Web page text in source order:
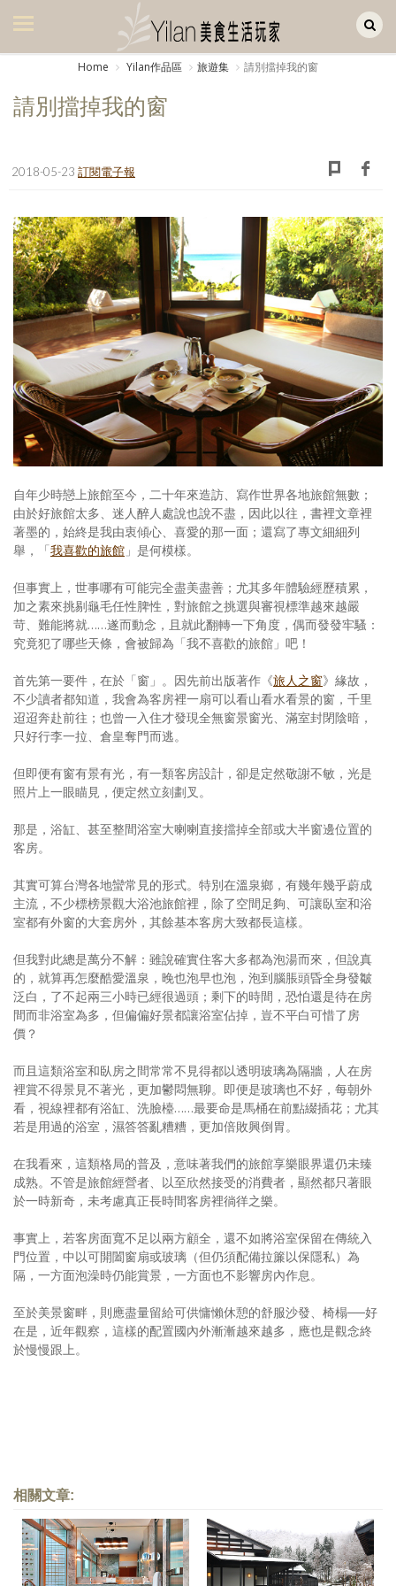
美食集
生活風
書房集
日記簿
餐桌週記
享樂隨手拍
照相簿
影音區
創意出版服務
歷史區
關於Yilan
個人著作
活動實況記錄
媒體報導一覽
合作與代言
訂閱電子報
Home Yilan作品區 旅遊集 請別擋掉我的窗
請別擋掉我的窗
2018-05-23 訂閱電子報
自年少時戀上旅館至今，二十年來造訪、寫作世界各地旅館無數；
由於好旅館太多、迷人醉人處說也說不盡，因此以往，書裡文章裡
著墨的，始終是我由衷傾心、喜愛的那一面；還寫了專文細細列
舉，「我喜歡的旅館 」是何模樣。
但事實上，世事哪有可能完全盡美盡善；尤其多年體驗經歷積累，
加之素來挑剔龜毛任性脾性，對旅館之挑選與審視標準越來越嚴
苛、難能將就……遂而動念，且就此翻轉一下角度，偶而發發牢騷：
究竟犯了哪些天條，會被歸為「我不喜歡的旅館」吧！
首先第一要件，在於「窗」。因先前出版著作《旅人之窗》緣故，
不少讀者都知道，我會為客房裡一扇可以看山看水看景的窗，千里
迢迢奔赴前往；也曾一入住才發現全無窗景窗光、滿室封閉陰暗，
只好行李一拉、倉皇奪門而逃。
但即便有窗有景有光，有一類客房設計，卻是定然敬謝不敏，光是
照片上一眼瞄見，便定然立刻劃叉。
那是，浴缸、甚至整間浴室大喇喇直接擋掉全部或大半窗邊位置的
客房。
其實可算台灣各地蠻常見的形式。特別在溫泉鄉，有幾年幾乎蔚成
主流，不少標榜景觀大浴池旅館裡，除了空間足夠、可讓臥室和浴
室都有外窗的大套房外，其餘基本客房大致都長這樣。
但我對此總是萬分不解：雖說確實住客大多都為泡湯而來，但說真
的，就算再怎麼酷愛溫泉，晚也泡早也泡，泡到腦脹頭昏全身發皺
泛白，了不起兩三小時已經很過頭；剩下的時間，恐怕還是待在房
間而非浴室為多，但偏偏好景都讓浴室佔掉，豈不平白可惜了房
價？
而且這類浴室和臥房之間常常不見得都以透明玻璃為隔牆，人在房
裡賞不得景見不著光，更加鬱悶無聊。即便是玻璃也不好，每朝外
看，視線裡都有浴缸、洗臉檯……最要命是馬桶在前點綴插花；尤其
若是用過的浴室，濕答答亂糟糟，更加倍敗興倒胃。
在我看來，這類格局的普及，意味著我們的旅館享樂眼界還仍未臻
成熟。不管是旅館經營者、以至欣然接受的消費者，顯然都只著眼
於一時新奇，未考慮真正長時間客房裡徜徉之樂。
事實上，若客房面寬不足以兩方顧全，還不如將浴室保留在傳統入
門位置，中以可開闔窗扇或玻璃（但仍須配備拉簾以保隱私）為
隔，一方面泡澡時仍能賞景，一方面也不影響房內作息。
至於美景窗畔，則應盡量留給可供慵懶休憩的舒服沙發、椅榻──好
在是，近年觀察，這樣的配置國內外漸漸越來越多，應也是觀念終
於慢慢跟上。
相關文章: